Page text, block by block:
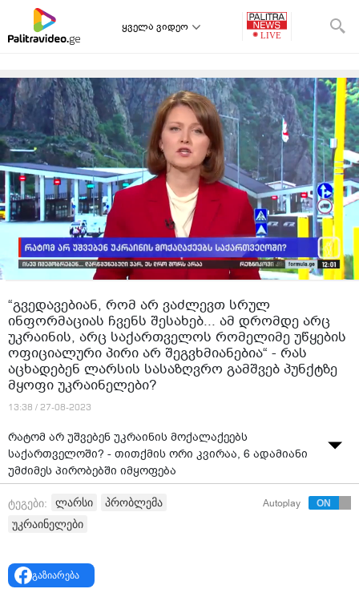
ყველა ვიდეო
“გვედავებიან, რომ არ ვაძლევთ სრულ
ინფორმაციას ჩვენს შესახებ... ამ დრომდე არც
უკრაინის, არც საქართველოს რომელიმე უწყების
ოფიციალური პირი არ შეგვხმიანებია“ - რას
აცხადებენ ლარსის სასაზღვრო გამშვებ პუნქტზე
მყოფი უკრაინელები?
13:38 / 27-08-2023
რატომ არ უშვებენ უკრაინის მოქალაქეებს
საქართველოში? - თითქმის ორი კვირაა, 6 ადამიანი
უმძიმეს პირობებში იმყოფება
ვიდეო: ფორმულა
ტეგები: ლარსი
პრობლემა
უკრაინელები
Autoplay
გაზიარება